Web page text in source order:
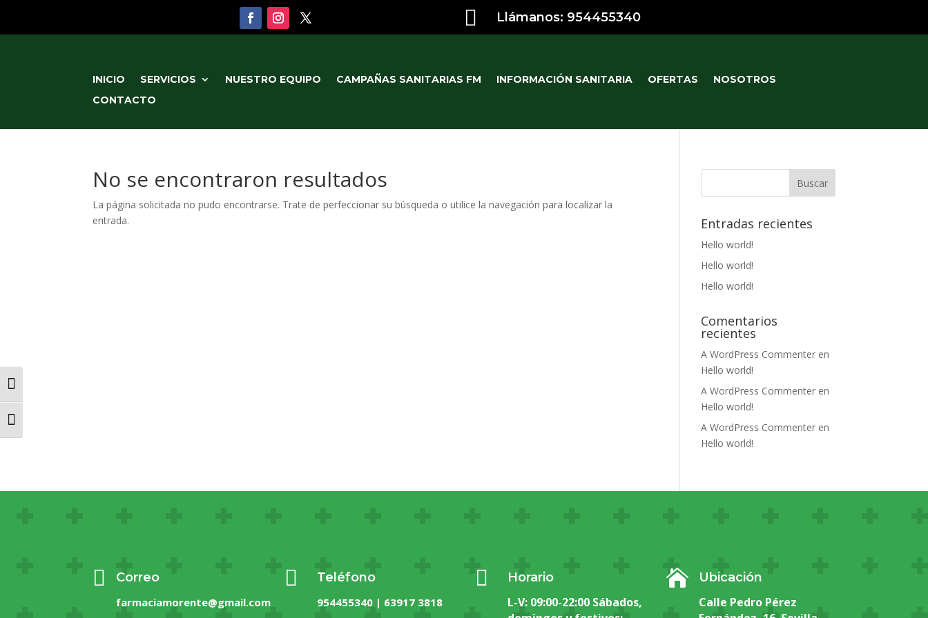
Alternar alto contraste
Alternar tamaño de letra
 Llámanos: 954455340
INICIO SERVICIOS NUESTRO EQUIPO CAMPAÑAS SANITARIAS FM INFORMACIÓN SANITARIA OFERTAS
NOSOTROS
CONTACTO
No se encontraron resultados
La página solicitada no pudo encontrarse. Trate de perfeccionar su búsqueda o utilice la navegación para localizar la
entrada.
Entradas recientes
Hello world!
Hello world!
Hello world!
Comentarios
recientes
A WordPress Commenter en
Hello world!
A WordPress Commenter en
Hello world!
A WordPress Commenter en
Hello world!
 Correo
farmaciamorente@gmail.com
 Teléfono
954455340 | 63917 3818

Horario
L-V: 09:00-22:00 Sábados,

Ubicación
Calle Pedro Pérez